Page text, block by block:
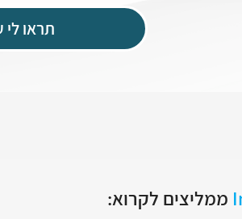
תראו
ממליצים לקרוא: